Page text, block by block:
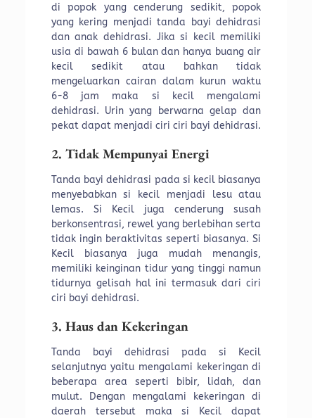
di popok yang cenderung sedikit, popok
yang kering menjadi tanda bayi dehidrasi
dan anak dehidrasi. Jika si kecil memiliki
usia di bawah 6 bulan dan hanya buang air
kecil sedikit atau bahkan tidak
mengeluarkan cairan dalam kurun waktu
6-8 jam maka si kecil mengalami
dehidrasi. Urin yang berwarna gelap dan
pekat dapat menjadi ciri ciri bayi dehidrasi.
2. Tidak Mempunyai Energi
Tanda bayi dehidrasi pada si kecil biasanya
menyebabkan si kecil menjadi lesu atau
lemas. Si Kecil juga cenderung susah
berkonsentrasi, rewel yang berlebihan serta
tidak ingin beraktivitas seperti biasanya. Si
Kecil biasanya juga mudah menangis,
memiliki keinginan tidur yang tinggi namun
tidurnya gelisah hal ini termasuk dari ciri
ciri bayi dehidrasi.
3. Haus dan Kekeringan
Tanda bayi dehidrasi pada si Kecil
selanjutnya yaitu mengalami kekeringan di
beberapa area seperti bibir, lidah, dan
mulut. Dengan mengalami kekeringan di
daerah tersebut maka si Kecil dapat